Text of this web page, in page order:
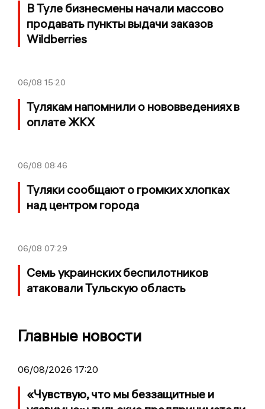
В Туле бизнесмены начали массово
продавать пункты выдачи заказов
Wildberries
06/08 15:20
Тулякам напомнили о нововведениях в
оплате ЖКХ
06/08 08:46
Туляки сообщают о громких хлопках
над центром города
06/08 07:29
Семь украинских беспилотников
атаковали Тульскую область
Главные новости
06/08/2026 17:20
«Чувствую, что мы беззащитные и